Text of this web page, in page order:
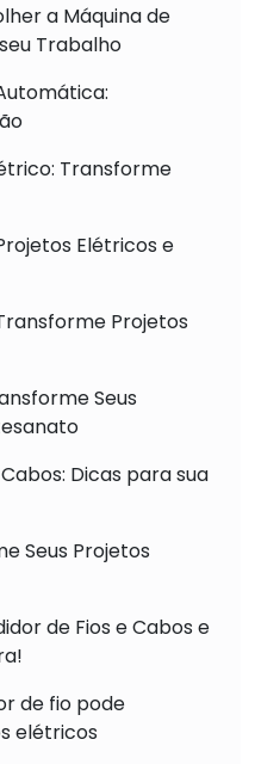
a Máquina de
Trabalho
Transforme
Elétricos e
Projetos
Seus
Dicas para sua
Seus Projetos
de Fios e Cabos e
de fio pode
elétricos